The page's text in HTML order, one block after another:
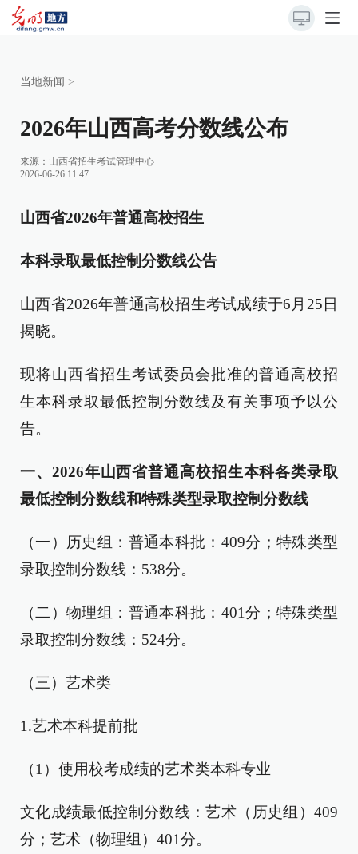
当地新闻 >
2026年山西高考分数线公布
来源： 山西省招生考试管理中心
2026-06-26 11:47
山西省2026年普通高校招生
本科录取最低控制分数线公告
山西省2026年普通高校招生考试成绩于6月25日
揭晓。
现将山西省招生考试委员会批准的普通高校招
生本科录取最低控制分数线及有关事项予以公
告。
一、2026年山西省普通高校招生本科各类录取
最低控制分数线和特殊类型录取控制分数线
（一）历史组：普通本科批：409分；特殊类型
录取控制分数线：538分。
（二）物理组：普通本科批：401分；特殊类型
录取控制分数线：524分。
（三）艺术类
1.艺术本科提前批
（1）使用校考成绩的艺术类本科专业
文化成绩最低控制分数线：艺术（历史组）409
分；艺术（物理组）401分。